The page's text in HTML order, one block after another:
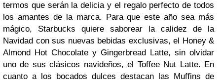
termos que serán la delicia y el regalo perfecto de todos
los amantes de la marca. Para que este año sea más
mágico, Starbucks quiere saborear la calidez de la
Navidad con sus nuevas bebidas exclusivas, el Honey &
Almond Hot Chocolate y Gingerbread Latte, sin olvidar
uno de sus clásicos navideños, el Toffee Nut Latte. En
cuanto a los bocados dulces destacan las Muffins de